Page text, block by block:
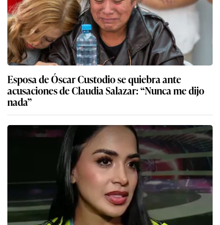
Esposa de Óscar Custodio se quiebra ante
acusaciones de Claudia Salazar: “Nunca me dijo
nada”